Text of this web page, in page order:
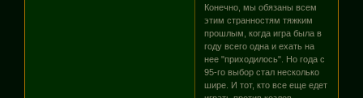
Конечно, мы обязаны всем
этим странностям тяжким
прошлым, когда игра была в
году всего одна и ехать на
нее "приходилось". Но года с
95-го выбор стал несколько
шире. И тот, кто все еще едет